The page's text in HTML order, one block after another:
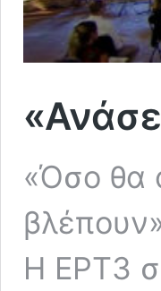
«Όσο θα
Η ΕΡΤ3